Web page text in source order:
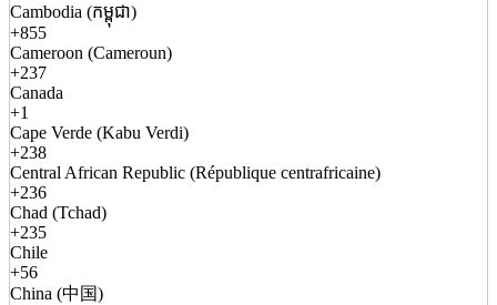
Cambodia (កម្ពុជា)
+855
Cameroon (Cameroun)
+237
Canada
+1
Cape Verde (Kabu Verdi)
+238
Central African Republic (République centrafricaine)
+236
Chad (Tchad)
+235
Chile
+56
China (中国)